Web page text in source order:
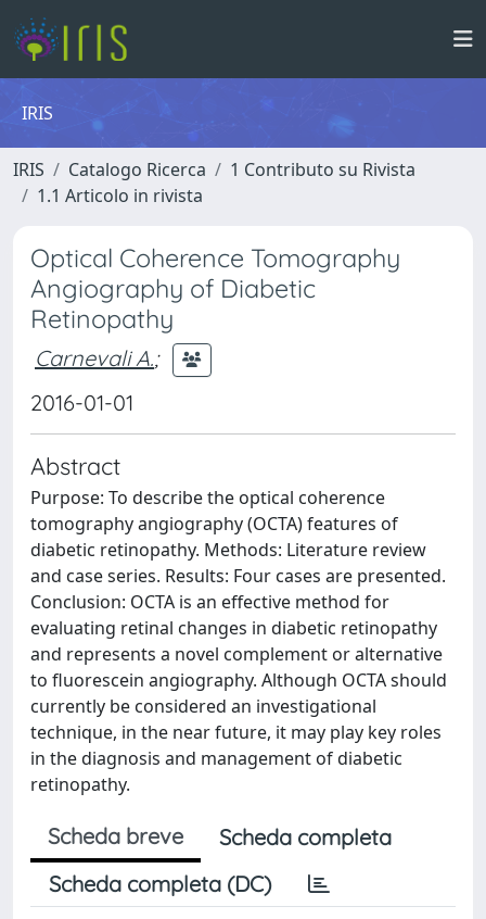
IRIS
IRIS Catalogo Ricerca
1 Contributo su Rivista
1.1 Articolo in rivista
Optical Coherence Tomography
Angiography of Diabetic
Retinopathy
Carnevali A.;
2016-01-01
Abstract
Purpose: To describe the optical coherence
tomography angiography (OCTA) features of
diabetic retinopathy. Methods: Literature review
and case series. Results: Four cases are presented.
Conclusion: OCTA is an effective method for
evaluating retinal changes in diabetic retinopathy
and represents a novel complement or alternative
to fluorescein angiography. Although OCTA should
currently be considered an investigational
technique, in the near future, it may play key roles
in the diagnosis and management of diabetic
retinopathy.
Scheda breve
Scheda completa
Scheda completa (DC)